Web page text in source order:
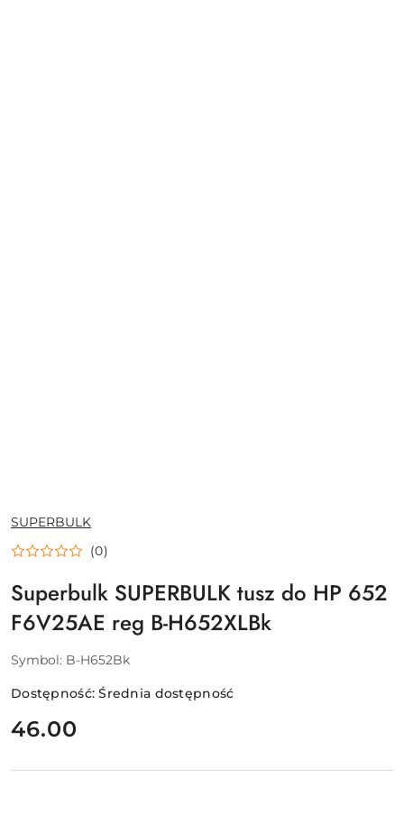
NAZWA
PRODUCENTA:
SUPERBULK
(0)
Superbulk SUPERBULK tusz do HP 652
F6V25AE reg B-H652XLBk
Symbol: B-H652Bk
Dostępność:Średnia dostępność
cena:
46.00